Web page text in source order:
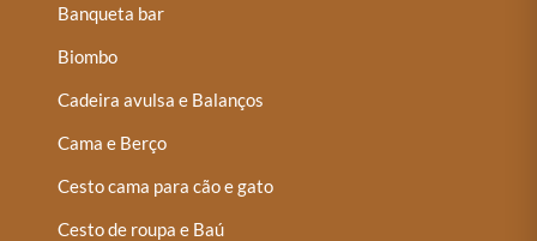
Banqueta bar
Biombo
Cadeira avulsa e Balanços
Cama e Berço
Cesto cama para cão e gato
Cesto de roupa e Baú